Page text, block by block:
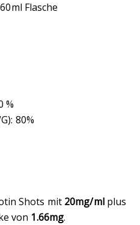
Flasche
%
80%
Shots mit 20mg/mlplus
von 1.66mg.